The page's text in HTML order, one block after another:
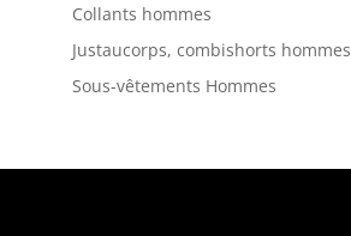
Collants hommes
Justaucorps, combishorts hommes
Sous-vêtements Hommes